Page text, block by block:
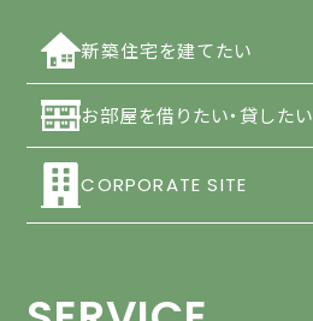
新築住宅を建てたい
お部屋を借りたい・貸したい
CORPORATE SITE